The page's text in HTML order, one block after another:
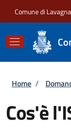
Comune di Lavagna
Briciole
Home /
Cos'è